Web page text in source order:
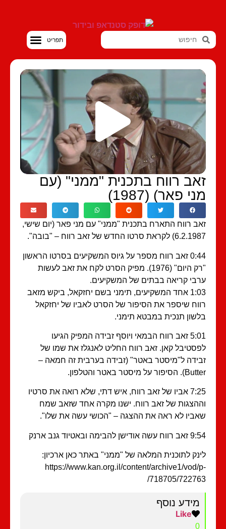
רווח בתכנית "ממני" (עם
פאר) (1987)
רווח התארח בתכנית "ממני" עם מני פאר (יום שישי,
לקראת סרטו החדש של זאב רווח – "בובה".
0:44 זאב רווח מספר על גיוס המשקיעים בסרטו הראשון
"רק היום" (1976). מפיק הסרט לקח את זאב לעשות
קריאה בבתים של המשקיעים.
1:03 אחד המשקיעים, תימני בשם יחזקאל, ביקש מזאב
שיספר את הסיפור של הסרט לאביו של יחזקאל
תנכית במבטא תימני.
5:01 זאב רווח הבמאי ויוסף זבידה המפיק הגיעו
קאן. זאב רווח החליט לאנגלז את שמו של
ל"מיסטר באטר" (זבידה בערבית זה חמאה –
7:25 אביו של זאב רווח, איש דתי, שלא רואה את סרטיו
של זאב רווח. ישנו מקרה אחד שזאב שמח
לא ראה את ההצגה – "הכושי עשה את שלו".
לתוכנית המלאה של "ממני" באתר כאן ארכיון:
https://www.kan.org.il/content/archive1/vod/
718705/
מידע נוסף